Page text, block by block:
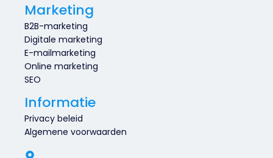
Marketing
B2B-marketing
Digitale marketing
E-mailmarketing
Online marketing
SEO
Informatie
Privacy beleid
Algemene voorwaarden